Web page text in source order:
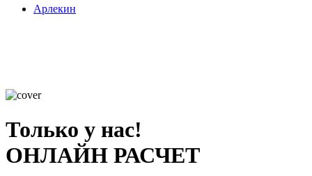
Арлекин
Только у нас!
ОНЛАЙН РАСЧЕТ